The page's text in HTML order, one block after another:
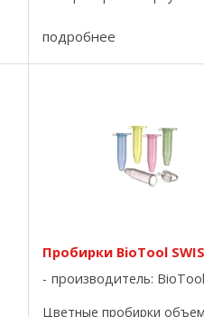
стали, полностью
ультрафиолетовому
Система воздушного
подробнее
Пробирки BioTool
производитель:
Цветные пробирки